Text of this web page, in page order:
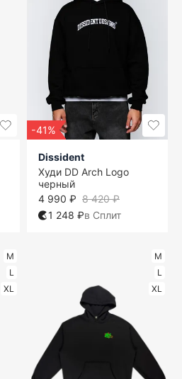
-41%
Dissident
Худи DD Arch Logo
черный
8 420 ₽
4 990 ₽
1 248 ₽в Сплит
M
L
XL
M
L
XL